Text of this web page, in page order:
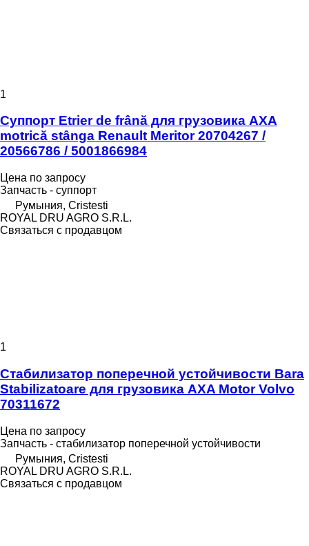
1
Суппорт Etrier de frână для грузовика AXA
motrică stânga Renault Meritor 20704267 /
20566786 / 5001866984
Цена по запросу
Запчасть - суппорт
Румыния, Cristesti
ROYAL DRU AGRO S.R.L.
Связаться с продавцом
1
Стабилизатор поперечной устойчивости Bara
Stabilizatoare для грузовика AXA Motor Volvo
70311672
Цена по запросу
Запчасть - стабилизатор поперечной устойчивости
Румыния, Cristesti
ROYAL DRU AGRO S.R.L.
Связаться с продавцом